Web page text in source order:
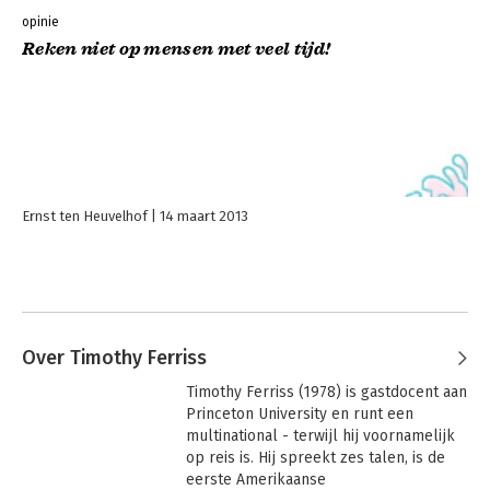
opinie
Reken niet op mensen met veel tijd!
Ernst ten Heuvelhof 14 maart 2013
Over Timothy Ferriss
Timothy Ferriss (1978) is gastdocent aan
Princeton University en runt een
multinational - terwijl hij voornamelijk
op reis is. Hij spreekt zes talen, is de
eerste Amerikaanse